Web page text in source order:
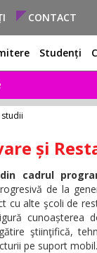
CONTACT
Studenți
și
cadrul
de la
cu alte şcoli de
cunoașterea
ştiinţifică,
pe suport mobil.